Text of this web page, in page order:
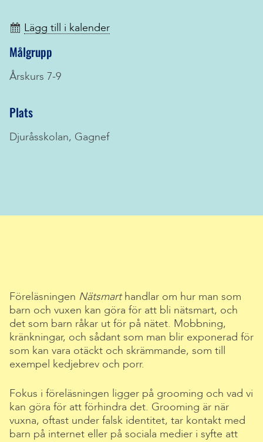
Föreläsningen Nätsmarthandlar om hur man som
barn och vuxen kan göra för att bli nätsmart, och
det som barn råkar ut för på nätet. Mobbning,
kränkningar, och sådant som man blir exponerad för
som kan vara otäckt och skrämmande, som till
exempel kedjebrev och porr.
Fokus i föreläsningen ligger på grooming och vad vi
kan göra för att förhindra det. Grooming är när
vuxna, oftast under falsk identitet, tar kontakt med
barn på internet eller på sociala medier i syfte att
Lägg till i kalender
Målgrupp
Årskurs 7-9
Plats
Djuråsskolan, Gagnef